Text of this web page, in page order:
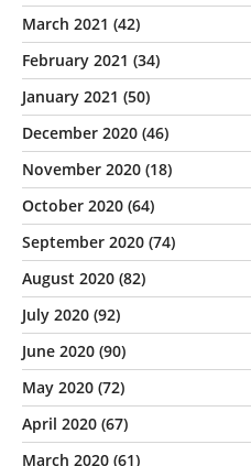
March 2021 (42)
February 2021 (34)
January 2021 (50)
December 2020 (46)
November 2020 (18)
October 2020 (64)
September 2020 (74)
August 2020 (82)
July 2020 (92)
June 2020 (90)
May 2020 (72)
April 2020 (67)
March 2020 (61)